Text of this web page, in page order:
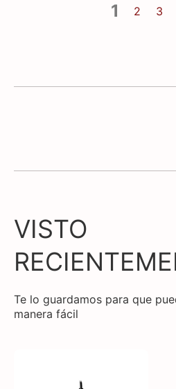
1 2 3
VISTO
Te lo guardamos para que
manera fácil